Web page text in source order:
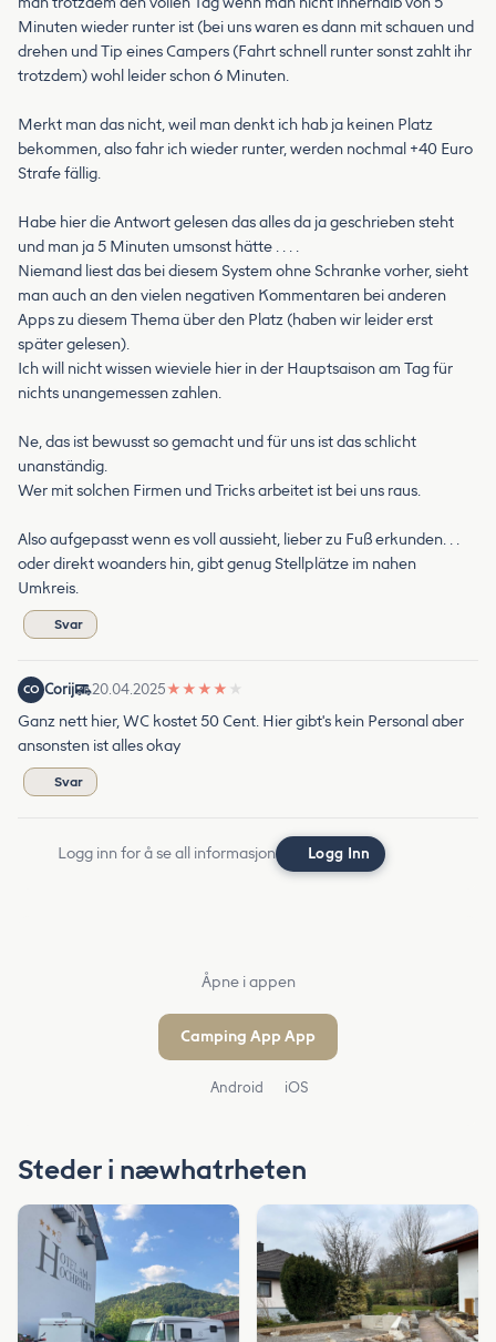
Minuten wieder runter ist (bei uns waren es dann mit schauen und
drehen und Tip eines Campers (Fahrt schnell runter sonst zahlt ihr
trotzdem) wohl leider schon 6 Minuten.
Merkt man das nicht, weil man denkt ich hab ja keinen Platz
bekommen, also fahr ich wieder runter, werden nochmal +40 Euro
Strafe fällig.
Habe hier die Antwort gelesen das alles da ja geschrieben steht
und man ja 5 Minuten umsonst hätte . . . .
Niemand liest das bei diesem System ohne Schranke vorher, sieht
man auch an den vielen negativen Kommentaren bei anderen
Apps zu diesem Thema über den Platz (haben wir leider erst
später gelesen).
Ich will nicht wissen wieviele hier in der Hauptsaison am Tag für
nichts unangemessen zahlen.
Ne, das ist bewusst so gemacht und für uns ist das schlicht
unanständig.
Wer mit solchen Firmen und Tricks arbeitet ist bei uns raus.
Also aufgepasst wenn es voll aussieht, lieber zu Fuß erkunden. . .
oder direkt woanders hin, gibt genug Stellplätze im nahen
Umkreis.
Svar
CO Corij 20.04.2025★ ★ ★ ★ ★
Ganz nett hier, WC kostet 50 Cent. Hier gibt's kein Personal aber
ansonsten ist alles okay
Svar
Logg inn for å se all informasjon Logg Inn
Åpne i appen
Camping App App
Android iOS
Steder i næwhatrheten